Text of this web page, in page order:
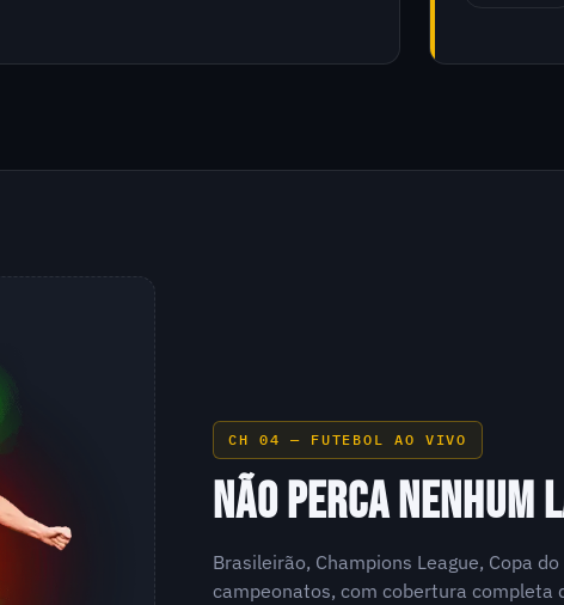
CH 04 — FUTEBOL AO VIVO
NÃO PERCA NENHUM
Brasileirão, Champions League, Copa
campeonatos, com cobertura completa